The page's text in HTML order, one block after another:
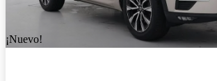
¡Nuevo!